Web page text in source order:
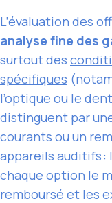
L’évaluation des
analyse fine des
surtout des
spécifiques
l’optique ou le
distinguent par
courants ou un
appareils auditifs
chaque option le
remboursé et les